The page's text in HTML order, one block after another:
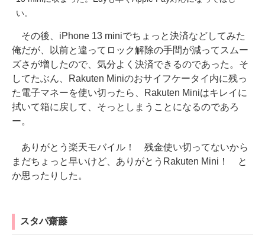
い。
その後、iPhone 13 miniでちょっと決済などしてみた
俺だが、以前と違ってロック解除の手間が減ってスムー
ズさが増したので、気分よく決済できるのであった。そ
してたぶん、Rakuten Miniのおサイフケータイ内に残っ
た電子マネーを使い切ったら、Rakuten Miniはキレイに
拭いて箱に戻して、そっとしまうことになるのであろ
ー。
ありがとう楽天モバイル！ 残金使い切ってないから
まだちょっと早いけど、ありがとうRakuten Mini！ と
か思ったりした。
スタパ齋藤